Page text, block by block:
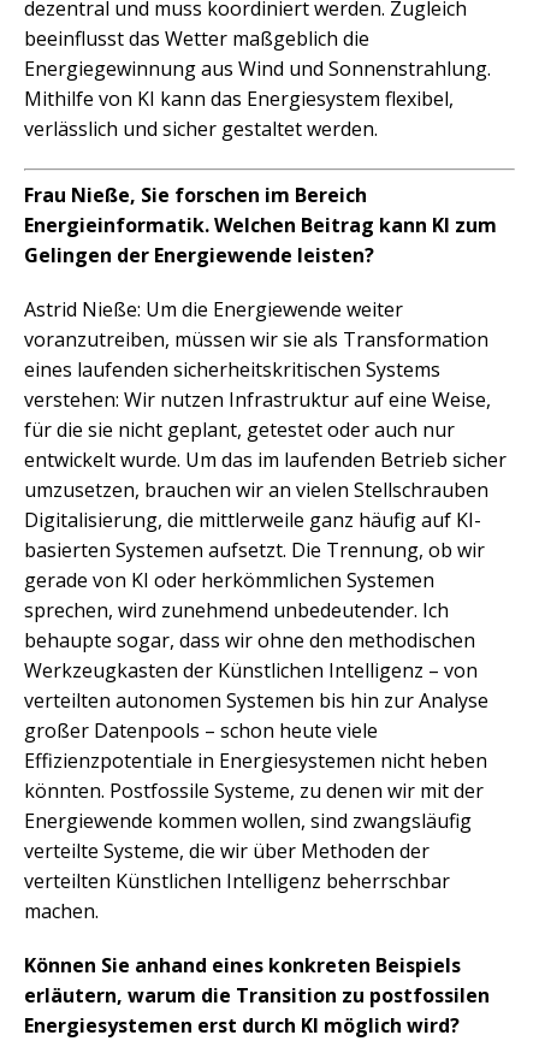
dezentral und muss koordiniert werden. Zugleich
beeinflusst das Wetter maßgeblich die
Energiegewinnung aus Wind und Sonnenstrahlung.
Mithilfe von KI kann das Energiesystem flexibel,
verlässlich und sicher gestaltet werden.
Frau Nieße, Sie forschen im Bereich
Energieinformatik. Welchen Beitrag kann KI zum
Gelingen der Energiewende leisten?
Astrid Nieße: Um die Energiewende weiter
voranzutreiben, müssen wir sie als Transformation
eines laufenden sicherheitskritischen Systems
verstehen: Wir nutzen Infrastruktur auf eine Weise,
für die sie nicht geplant, getestet oder auch nur
entwickelt wurde. Um das im laufenden Betrieb sicher
umzusetzen, brauchen wir an vielen Stellschrauben
Digitalisierung, die mittlerweile ganz häufig auf KI-
basierten Systemen aufsetzt. Die Trennung, ob wir
gerade von KI oder herkömmlichen Systemen
sprechen, wird zunehmend unbedeutender. Ich
behaupte sogar, dass wir ohne den methodischen
Werkzeugkasten der Künstlichen Intelligenz – von
verteilten autonomen Systemen bis hin zur Analyse
großer Datenpools – schon heute viele
Effizienzpotentiale in Energiesystemen nicht heben
könnten. Postfossile Systeme, zu denen wir mit der
Energiewende kommen wollen, sind zwangsläufig
verteilte Systeme, die wir über Methoden der
verteilten Künstlichen Intelligenz beherrschbar
machen.
Können Sie anhand eines konkreten Beispiels
erläutern, warum die Transition zu postfossilen
Energiesystemen erst durch KI möglich wird?